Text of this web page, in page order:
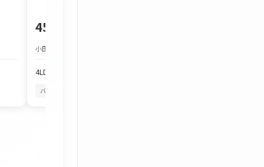
450万円
小田急小田原線 本厚木駅 バス約25分
4LDK
バルコニーから花火